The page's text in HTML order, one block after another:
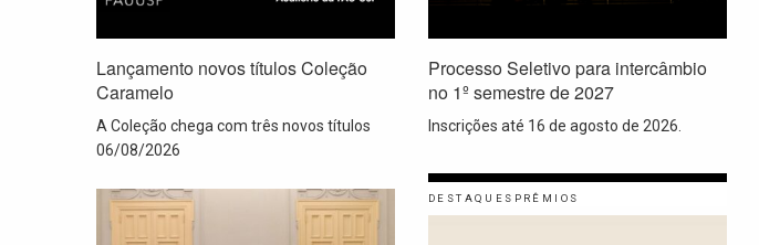
Lançamento novos títulos Coleção
Caramelo
A Coleção chega com três novos títulos
06/08/2026
Processo Seletivo para intercâmbio
no 1º semestre de 2027
Inscrições até 16 de agosto de 2026.
DESTAQUES PRÊMIOS